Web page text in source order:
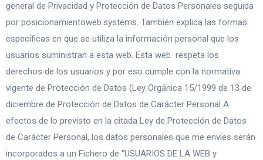
general de Privacidad y Protección de Datos Personales seguida
por posicionamientoweb.systems. También explica las formas
específicas en que se utiliza la información personal que los
usuarios suministran a esta web. Esta web respeta los
derechos de los usuarios y por eso cumple con la normativa
vigente de Protección de Datos (Ley Orgánica 15/1999 de 13 de
diciembre de Protección de Datos de Carácter Personal A
efectos de lo previsto en la citada Ley de Protección de Datos
de Carácter Personal, los datos personales que me envíes serán
incorporados a un Fichero de “USUARIOS DE LA WEB y